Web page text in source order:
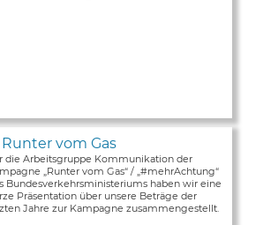
vom Gas
die Arbeitsgruppe Kommunikation der
„Runter vom Gas“ / „#mehrAchtung“
Bundesverkehrsministeriums haben wir eine
Präsentation über unsere Beträge der
Jahre zur Kampagne zusammengestellt.